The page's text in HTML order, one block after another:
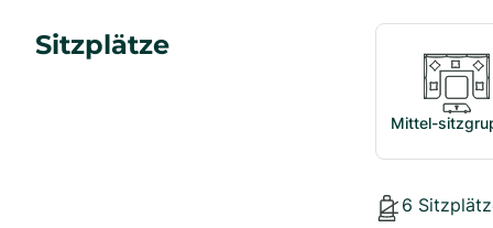
Sitzplätze
Mittel-
6